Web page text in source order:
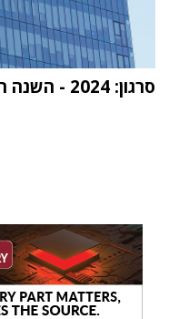
סרגון: 2024 - השנה הטובה ביותר מזה 13 שנה